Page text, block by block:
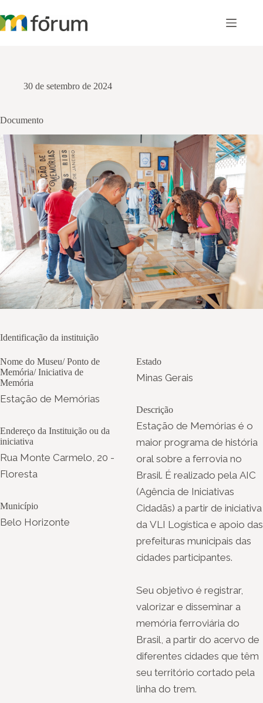
para
o
30 de setembro de 2024
Documento
Identificação da instituição
Nome do Museu/ Ponto de
Memória/ Iniciativa de
Memória
Estação de Memórias
Endereço da Instituição ou da
iniciativa
Rua Monte Carmelo, 20 -
Floresta
Município
Belo Horizonte
Estado
Minas Gerais
Descrição
Estação de Memórias é o
maior programa de história
oral sobre a ferrovia no
Brasil. É realizado pela AIC
(Agência de Iniciativas
Cidadãs) a partir de iniciativa
da VLI Logística e apoio das
prefeituras municipais das
cidades participantes.
Seu objetivo é registrar,
valorizar e disseminar a
memória ferroviária do
Brasil, a partir do acervo de
diferentes cidades que têm
seu território cortado pela
linha do trem.